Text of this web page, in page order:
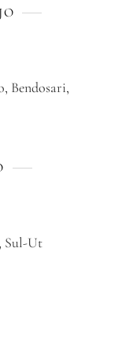
Bendosari,
Sul-Ut